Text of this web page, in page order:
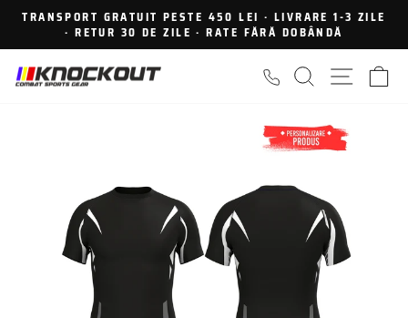
Sari
continut
Intrerupe
TRANSPORT GRATUIT PESTE 450 LEI · LIVRARE 1-3 ZILE
· RETUR 30 DE ZILE · RATE FĂRĂ DOBÂNDĂ
CAUTARE